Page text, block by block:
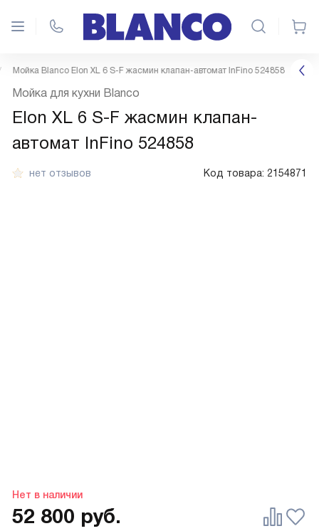
Мойка Blanco Elon XL 6 S-F жасмин клапан-автомат InFino 524858
нет отзывов Код товара: 2154871
Нет в наличии
Мойка для кухни Blanco
Elon XL 6 S-F жасмин клапан-
автомат InFino 524858
52 800 руб.